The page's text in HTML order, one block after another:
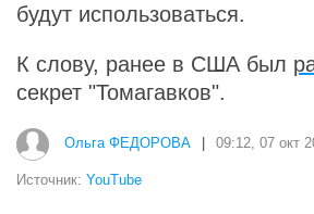
будут использоваться.
К слову, ранее в США был
секрет "Томагавков".
Ольга ФЕДОРОВА 09:12, 07 окт
Источник: YouTube